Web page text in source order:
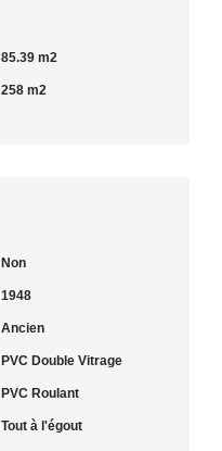
85.39 m2
258 m2
Non
1948
Ancien
PVC Double Vitrage
PVC Roulant
Tout à l'égout